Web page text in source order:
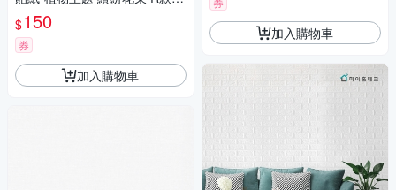
居家布置 DIY可移式壁貼 無痕
壁貼 牆貼
$150
券
加入購物車
加入購物車